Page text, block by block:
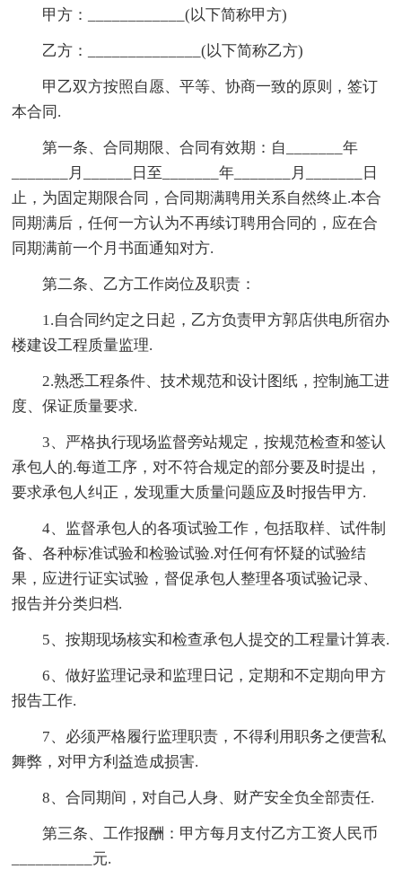
甲方：____________(以下简称甲方)
乙方：______________(以下简称乙方)
甲乙双方按照自愿、平等、协商一致的原则，签订
本合同.
第一条、合同期限、合同有效期：自_______年
_______月______日至_______年_______月_______日
止，为固定期限合同，合同期满聘用关系自然终止.本合
同期满后，任何一方认为不再续订聘用合同的，应在合
同期满前一个月书面通知对方.
第二条、乙方工作岗位及职责：
1.自合同约定之日起，乙方负责甲方郭店供电所宿办
楼建设工程质量监理.
2.熟悉工程条件、技术规范和设计图纸，控制施工进
度、保证质量要求.
3、严格执行现场监督旁站规定，按规范检查和签认
承包人的.每道工序，对不符合规定的部分要及时提出，
要求承包人纠正，发现重大质量问题应及时报告甲方.
4、监督承包人的各项试验工作，包括取样、试件制
备、各种标准试验和检验试验.对任何有怀疑的试验结
果，应进行证实试验，督促承包人整理各项试验记录、
报告并分类归档.
5、按期现场核实和检查承包人提交的工程量计算表.
6、做好监理记录和监理日记，定期和不定期向甲方
报告工作.
7、必须严格履行监理职责，不得利用职务之便营私
舞弊，对甲方利益造成损害.
8、合同期间，对自己人身、财产安全负全部责任.
第三条、工作报酬：甲方每月支付乙方工资人民币
__________元.